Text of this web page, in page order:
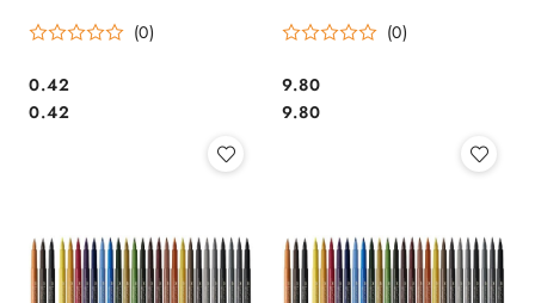
(0)
Cena:
0.42
Cena:
0.42
(0)
Cena:
9.80
Cena:
9.80